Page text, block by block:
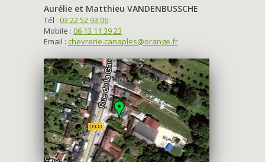
Aurélie et Matthieu VANDENBUSSCHE
Tél : 03 22 52 93 06
Mobile : 06 13 11 39 23
Email : chevrerie.canaples@orange.fr